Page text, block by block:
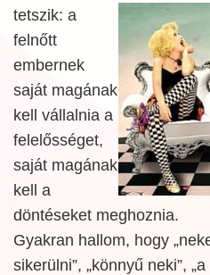
tetszik: a
felnőtt
embernek
saját magának
kell vállalnia a
felelősséget,
saját magának
kell a
döntéseket meghoznia.
Gyakran hallom, hogy
sikerülni”, „könnyű neki”,